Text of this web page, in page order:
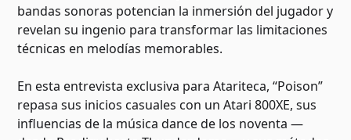
bandas sonoras potencian la inmersión del jugador y
revelan su ingenio para transformar las limitaciones
técnicas en melodías memorables.
En esta entrevista exclusiva para Atariteca, “Poison”
repasa sus inicios casuales con un Atari 800XE, sus
influencias de la música dance de los noventa —